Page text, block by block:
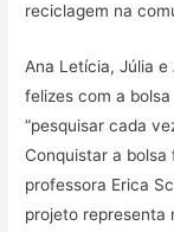
reciclagem na
Ana Letícia, Júlia
felizes com a
“pesquisar cada
Conquistar a
professora Erica
projeto representa